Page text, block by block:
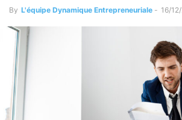
By L'équipe Dynamique Entrepreneuriale - 16/